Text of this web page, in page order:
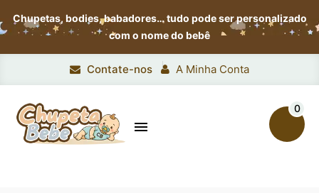
Chupetas, bodies, babadores…tudo pode ser personalizado
com o nome do bebê
Contate-nos A Minha Conta

0